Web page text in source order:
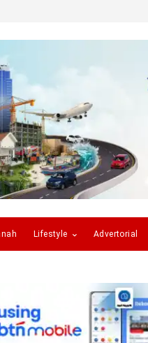
Lifestyle Advertorial